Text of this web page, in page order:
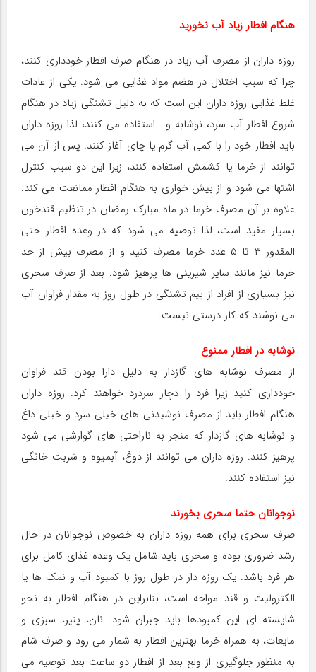
هنگام افطار زیاد آب نخورید
روزه داران از مصرف آب زیاد در هنگام صرف افطار خودداری کنند،
چرا که سبب اختلال در هضم مواد غذایی می شود. یکی از عادات
غلط غذایی روزه داران این است که به دلیل تشنگی زیاد در هنگام
شروع افطار آب سرد، نوشابه و… استفاده می کنند، لذا روزه داران
باید افطار خود را با کمی آب گرم یا چای آغاز کنند. پس از آن می
توانند از خرما یا کشمش استفاده کنند، زیرا این دو سبب کنترل
اشتها می شود و از بیش خواری به هنگام افطار ممانعت می کند.
علاوه بر آن مصرف خرما در ماه مبارک رمضان در تنظیم قندخون
بسیار مفید است، لذا توصیه می شود که در وعده افطار حتی
المقدور ۳ تا ۵ عدد خرما مصرف کنید و از مصرف بیش از حد
خرما نیز مانند سایر شیرینی ها پرهیز شود. بعد از صرف سحری
نیز بسیاری از افراد از بیم تشنگی در طول روز به مقدار فراوان آب
می نوشند که کار درستی نیست.
نوشابه در افطار ممنوع
از مصرف نوشابه های گازدار به دلیل دارا بودن قند فراوان
خودداری کنید زیرا فرد را دچار سردرد خواهند کرد. روزه داران
هنگام افطار باید از مصرف نوشیدنی های خیلی سرد و خیلی داغ
و نوشابه های گازدار که منجر به ناراحتی های گوارشی می شود
پرهیز کنند. روزه داران می توانند از دوغ، آبمیوه و شربت خانگی
نیز استفاده کنند.
نوجوانان حتما سحری بخورند
صرف سحری برای همه روزه داران به خصوص نوجوانان در حال
رشد ضروری بوده و سحری باید شامل یک وعده غذای کامل برای
هر فرد باشد. یک روزه دار در طول روز با کمبود آب و نمک ها یا
الکترولیت و قند مواجه است، بنابراین در هنگام افطار به نحو
شایسته ای این کمبودها باید جبران شود. نان، پنیر، سبزی و
مایعات، به همراه خرما بهترین افطار به شمار می رود و صرف شام
به منظور جلوگیری از ولع بعد از افطار دو ساعت بعد توصیه می